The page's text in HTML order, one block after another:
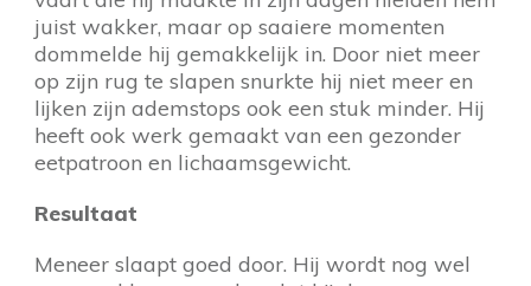
juist wakker, maar op saaiere momenten
dommelde hij gemakkelijk in. Door niet meer
op zijn rug te slapen snurkte hij niet meer en
lijken zijn ademstops ook een stuk minder. Hij
heeft ook werk gemaakt van een gezonder
eetpatroon en lichaamsgewicht.
Resultaat
Meneer slaapt goed door. Hij wordt nog wel